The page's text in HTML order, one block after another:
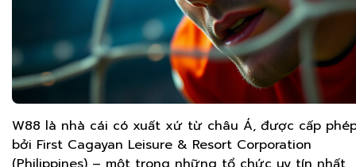
W88 là nhà cái có xuất xứ từ châu Á, được cấp
bởi First Cagayan Leisure & Resort Corporation